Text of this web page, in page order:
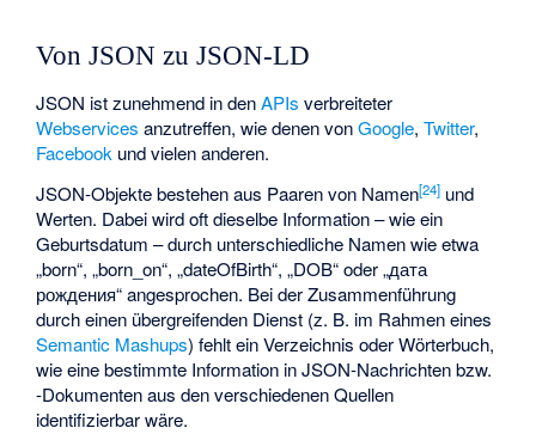
Von JSON zu JSON-LD
JSON ist zunehmend in denAPIs verbreiteter
Webservices anzutreffen, wie denen vonGoogle,Twitter,
Facebook und vielen anderen.
JSON-Objekte bestehen aus Paaren von Namen[24] und
Werten. Dabei wird oft dieselbe Information – wie ein
Geburtsdatum – durch unterschiedliche Namen wie etwa
„born“, „born_on“, „dateOfBirth“, „DOB“ oder „дата
рождения“ angesprochen. Bei der Zusammenführung
durch einen übergreifenden Dienst (z. B. im Rahmen eines
Semantic Mashups) fehlt ein Verzeichnis oder Wörterbuch,
wie eine bestimmte Information in JSON-Nachrichten bzw.
-Dokumenten aus den verschiedenen Quellen
identifizierbar wäre.